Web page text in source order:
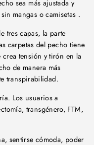
sea más ajustada y
mangas o camisetas .
tres capas, la parte
carpetas del pecho tiene
tensión y tirón en la
de manera más
transpirabilidad.
Los usuarios a
transgénero, FTM,
sentirse cómoda, poder